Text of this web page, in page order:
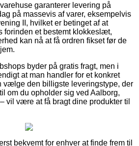
garanterer levering på
på massevis af varer, eksempelvis
II, hvilket er betinget af at
forinden et bestemt klokkeslæt,
kan nå at få ordren fikset før de
byder på gratis fragt, men i
at man handler for et konkret
vælge den billigste leveringstype, der
om du opholder sig ved Aalborg,
vil være at få bragt dine produkter til
bekvemt for enhver at finde frem til